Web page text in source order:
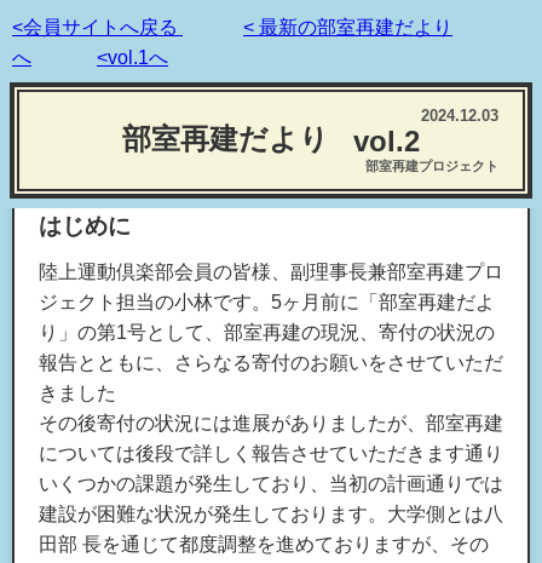
<会員サイトへ戻る
< 最新の部室再建だより
へ
<vol.1へ
2024.12.03
部室再建だより vol.2
部室再建プロジェクト
はじめに
陸上運動倶楽部会員の皆様、副理事長兼部室再建プロ
ジェクト担当の小林です。5ヶ月前に「部室再建だよ
り」の第1号として、部室再建の現況、寄付の状況の
報告とともに、さらなる寄付のお願いをさせていただ
きました
その後寄付の状況には進展がありましたが、部室再建
については後段で詳しく報告させていただきます通り
いくつかの課題が発生しており、当初の計画通りでは
建設が困難な状況が発生しております。大学側とは八
田部 長を通じて都度調整を進めておりますが、その